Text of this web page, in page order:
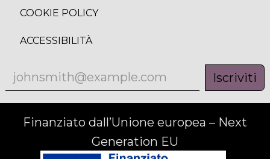
COOKIE POLICY
ACCESSIBILITÀ
Iscriviti
Finanziato dall’Unione europea – Next
Generation EU